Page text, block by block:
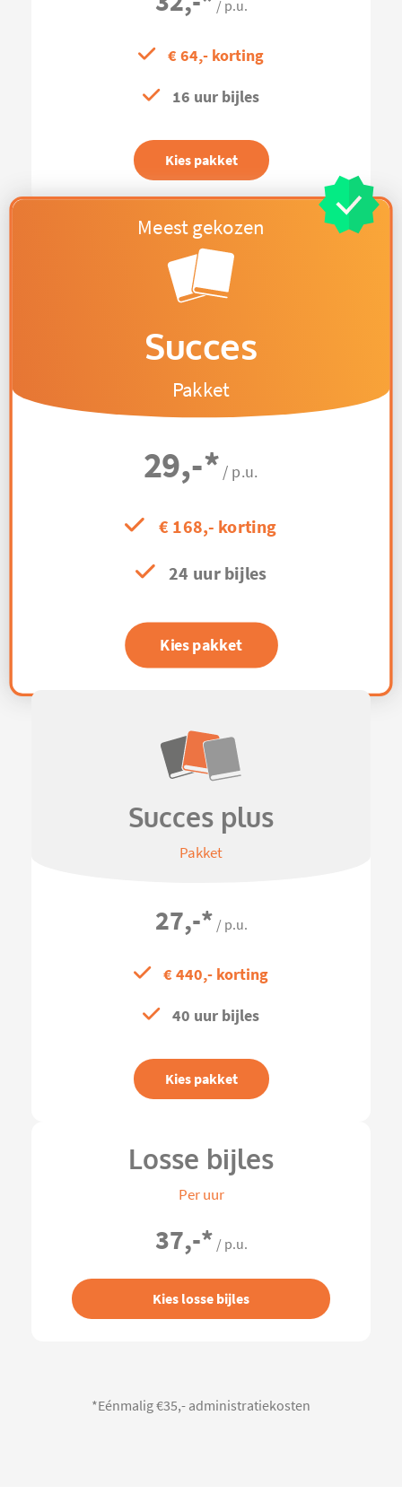
/ p.u.
€ 64,- korting
16 uur bijles
Kies pakket
Succes
Pakket
29,-* / p.u.
€ 168,- korting
24 uur bijles
Kies pakket
Succes plus
Pakket
27,-* / p.u.
€ 440,- korting
40 uur bijles
Kies pakket
Losse bijles
Per uur
37,-* / p.u.
Kies losse bijles
*Eénmalig €35,- administratiekosten